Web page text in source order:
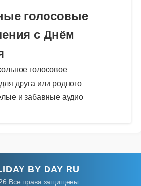
голосовые
с Днём
голосовое
друга или родного
и забавные аудио
BY DAY RU
Все права защищены